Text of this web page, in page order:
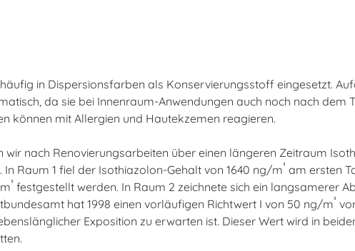
in Dispersionsfarben als Konservierungsstoff eingesetzt.
da sie bei Innenraum-Anwendungen auch noch nach
können mit Allergien und Hautekzemen reagieren.
wir nach Renovierungsarbeiten über einen längeren Zeitraum
Raum 1 fiel der Isothiazolon-Gehalt von 1640 ng/m³ am ersten
³ festgestellt werden. In Raum 2 zeichnete sich ein langsamerer
hat 1998 einen vorläufigen Richtwert I von 50 ng/m³
Exposition zu erwarten ist. Dieser Wert wird in